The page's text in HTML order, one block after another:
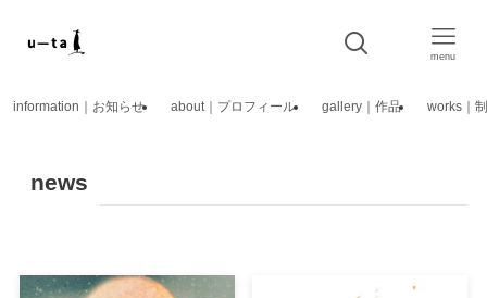
menu
information｜お知らせ about｜プロフィール gallery｜作品 works｜
news